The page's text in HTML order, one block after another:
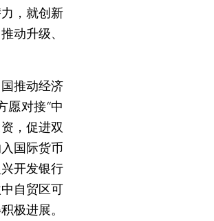
，就创新
动升级、
推动经济
愿对接“中
，促进双
国际货币
开发银行
自贸区可
极进展。